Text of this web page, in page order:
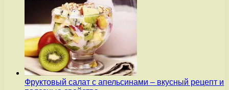
Фруктовый салат с апельсинами – вкусный рецепт и